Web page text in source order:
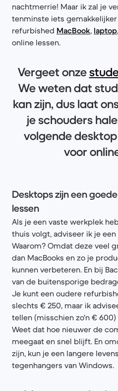
nachtmerrie! Maar ik zal je
tenminste iets
refurbished MacBook, laptop,
online lessen.
Vergeet onze
We weten dat
kan zijn, dus laat
je schouders
volgende
voor
Desktops zijn een
lessen
Als je een vaste werkplek
thuis volgt, adviseer ik je een
Waarom? Omdat deze veel
dan MacBooks en zo je
kunnen verbeteren. En bij
van de buitensporige
Je kunt een oudere
slechts € 250, maar ik
tellen (misschien zo'n €
Weet dat hoe nieuwer de
meegaat en snel blijft. En
zijn, kun je een langere
tegenhangers van Windows.